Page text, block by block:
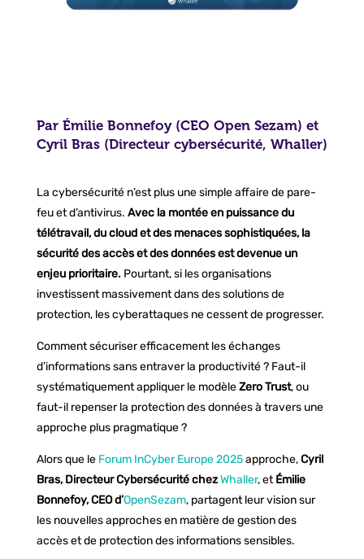
Par Émilie Bonnefoy (CEO Open Sezam) et
Cyril Bras (Directeur cybersécurité, Whaller)
La cybersécurité n’est plus une simple affaire de pare-
feu et d’antivirus. Avec la montée en puissance du
télétravail, du cloud et des menaces sophistiquées, la
sécurité des accès et des données est devenue un
enjeu prioritaire.Pourtant, si les organisations
investissent massivement dans des solutions de
protection, les cyberattaques ne cessent de progresser.
Comment sécuriser efficacement les échanges
d’informations sans entraver la productivité ? Faut-il
systématiquement appliquer le modèleZero Trust, ou
faut-il repenser la protection des données à travers une
approche plus pragmatique ?
Alors que le Forum InCyber Europe 2025approche,Cyril
Bras, Directeur Cybersécurité chezWhaller, etÉmilie
Bonnefoy, CEO d’OpenSezam, partagent leur vision sur
les nouvelles approches en matière de gestion des
accès et de protection des informations sensibles.